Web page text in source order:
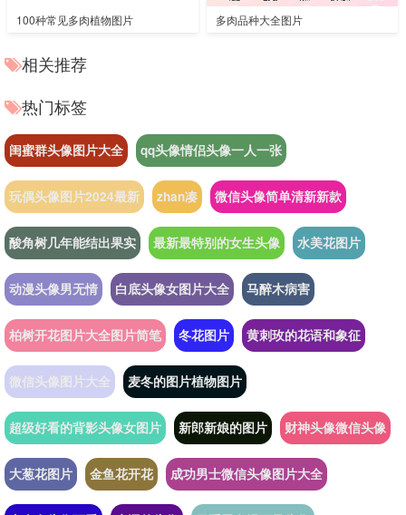
100种常见多肉植物图片 多肉品种大全图片
相关推荐
热门标签
闺蜜群头像图片大全 qq头像情侣头像一人一张
玩偶头像图片2024最新 zhan凑 微信头像简单清新新款
酸角树几年能结出果实 最新最特别的女生头像 水美花图片
动漫头像男无情 白底头像女图片大全 马醉木病害
柏树开花图片大全图片简笔 冬花图片 黄刺玫的花语和象征
微信头像图片大全 麦冬的图片植物图片
超级好看的背影头像女图片 新郎新娘的图片 财神头像微信头像
大葱花图片 金鱼花开花 成功男士微信头像图片大全